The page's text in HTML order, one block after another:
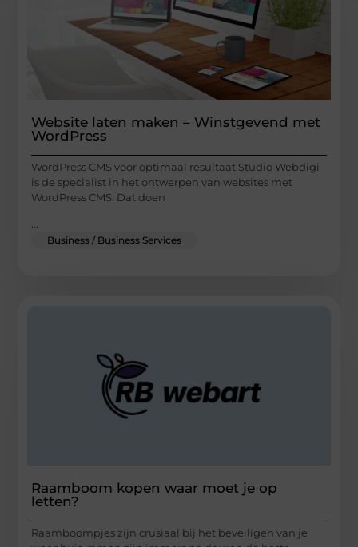
Website laten maken – Winstgevend met
WordPress
WordPress CMS voor optimaal resultaat Studio Webdigi
is de specialist in het ontwerpen van websites met
WordPress CMS. Dat doen
...
Business / Business Services
Raamboom kopen waar moet je op
letten?
Raamboompjes zijn crusiaal bij het beveiligen van je